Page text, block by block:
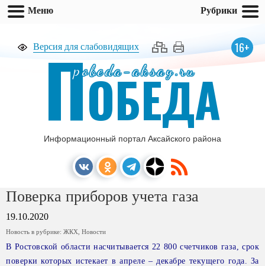
Версия для слабовидящих 16+
pobeda-aksay.ru
ПОБЕДА
Информационный портал Аксайского района
Поверка приборов учета газа
19.10.2020
Новость в рубрике: ЖКХ Новости
В Ростовской области насчитывается 22 800 счетчиков газа, срок
поверки которых истекает в апреле – декабре текущего года. За
Меню Рубрики